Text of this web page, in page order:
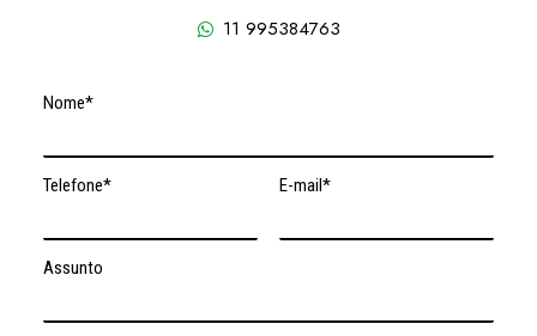
11 995384763
Nome*
Telefone* E-mail*
Assunto